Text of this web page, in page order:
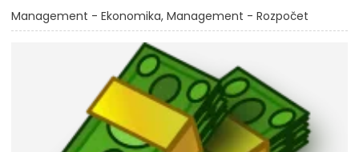
Management - Ekonomika Management - Rozpočet